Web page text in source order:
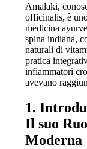
Amalaki,
officinalis, è
medicina
spina indiana,
naturali di
pratica
infiammatori
avevano
1.
Il suo
Moderna